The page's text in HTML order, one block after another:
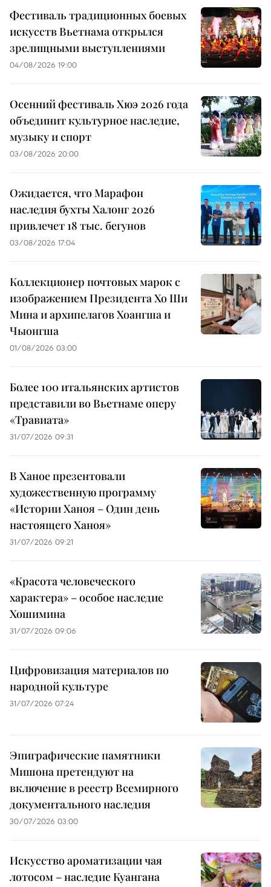
Фестиваль традиционных боевых
искусств Вьетнама открылся
зрелищными выступлениями
04/08/2026 19:00
Осенний фестиваль Хюэ 2026 года
объединит культурное наследие,
музыку и спорт
03/08/2026 20:00
Ожидается, что Марафон
наследия бухты Халонг 2026
привлечет 18 тыс. бегунов
03/08/2026 17:04
Коллекционер почтовых марок с
изображением Президента Хо Ши
Мина и архипелагов Хоангша и
Чыонгша
01/08/2026 03:00
Более 100 итальянских артистов
представили во Вьетнаме оперу
«Травиата»
31/07/2026 09:31
В Ханое презентовали
художественную программу
«Истории Ханоя – Один день
настоящего Ханоя»
31/07/2026 09:21
«Красота человеческого
характера» – особое наследие
Хошимина
31/07/2026 09:06
Цифровизация материалов по
народной культуре
31/07/2026 07:24
Эпиграфические памятники
Мишона претендуют на
включение в реестр Всемирного
документального наследия
30/07/2026 03:00
Искусство ароматизации чая
лотосом – наследие Куангана